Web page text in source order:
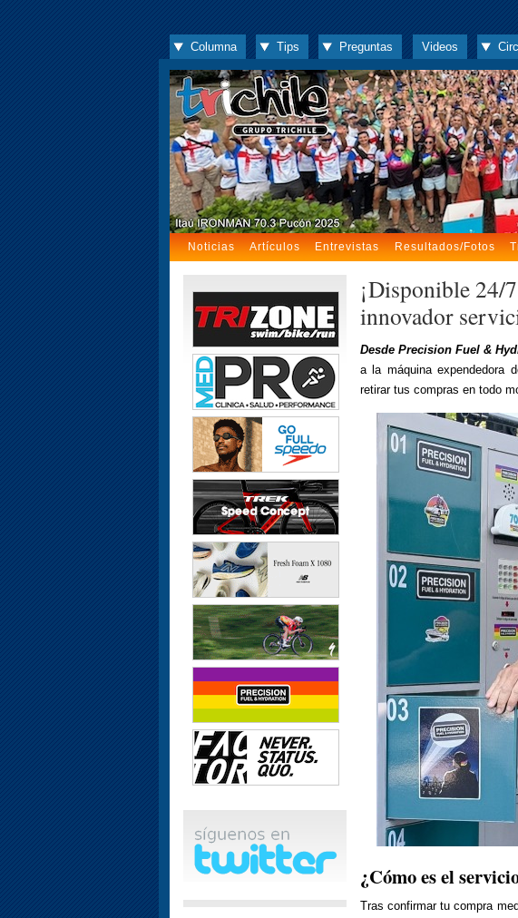
Columna Tips Preguntas Videos
Noticias Artículos Entrevistas Resultados/Fotos
¡Disponible 24/
innovador
Desde Precision Fuel &
a la máquina expendedora
retirar tus compras en todo
¿Cómo es el
Tras confirmar tu compra